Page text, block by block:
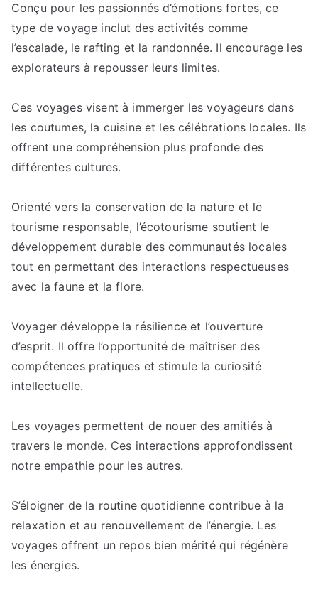
destinations.
Conçu pour les passionnés d’émotions fortes, ce
type de voyage inclut des activités comme
l’escalade, le rafting et la randonnée. Il encourage les
explorateurs à repousser leurs limites.
Ces voyages visent à immerger les voyageurs dans
les coutumes, la cuisine et les célébrations locales. Ils
offrent une compréhension plus profonde des
différentes cultures.
Orienté vers la conservation de la nature et le
tourisme responsable, l’écotourisme soutient le
développement durable des communautés locales
tout en permettant des interactions respectueuses
avec la faune et la flore.
Voyager développe la résilience et l’ouverture
d’esprit. Il offre l’opportunité de maîtriser des
compétences pratiques et stimule la curiosité
intellectuelle.
Les voyages permettent de nouer des amitiés à
travers le monde. Ces interactions approfondissent
notre empathie pour les autres.
S’éloigner de la routine quotidienne contribue à la
relaxation et au renouvellement de l’énergie. Les
voyages offrent un repos bien mérité qui régénère
les énergies.